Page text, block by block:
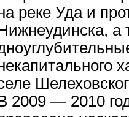
реке Уда и
а
2009 — 2010